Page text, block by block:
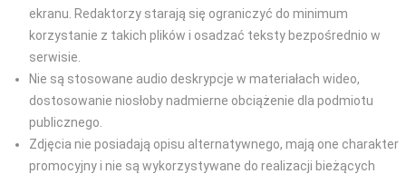
ekranu. Redaktorzy starają się ograniczyć do minimum
korzystanie z takich plików i osadzać teksty bezpośrednio w
serwisie.
Nie są stosowane audio deskrypcje w materiałach wideo,
dostosowanie niosłoby nadmierne obciążenie dla podmiotu
publicznego.
Zdjęcia nie posiadają opisu alternatywnego, mają one charakter
promocyjny i nie są wykorzystywane do realizacji bieżących